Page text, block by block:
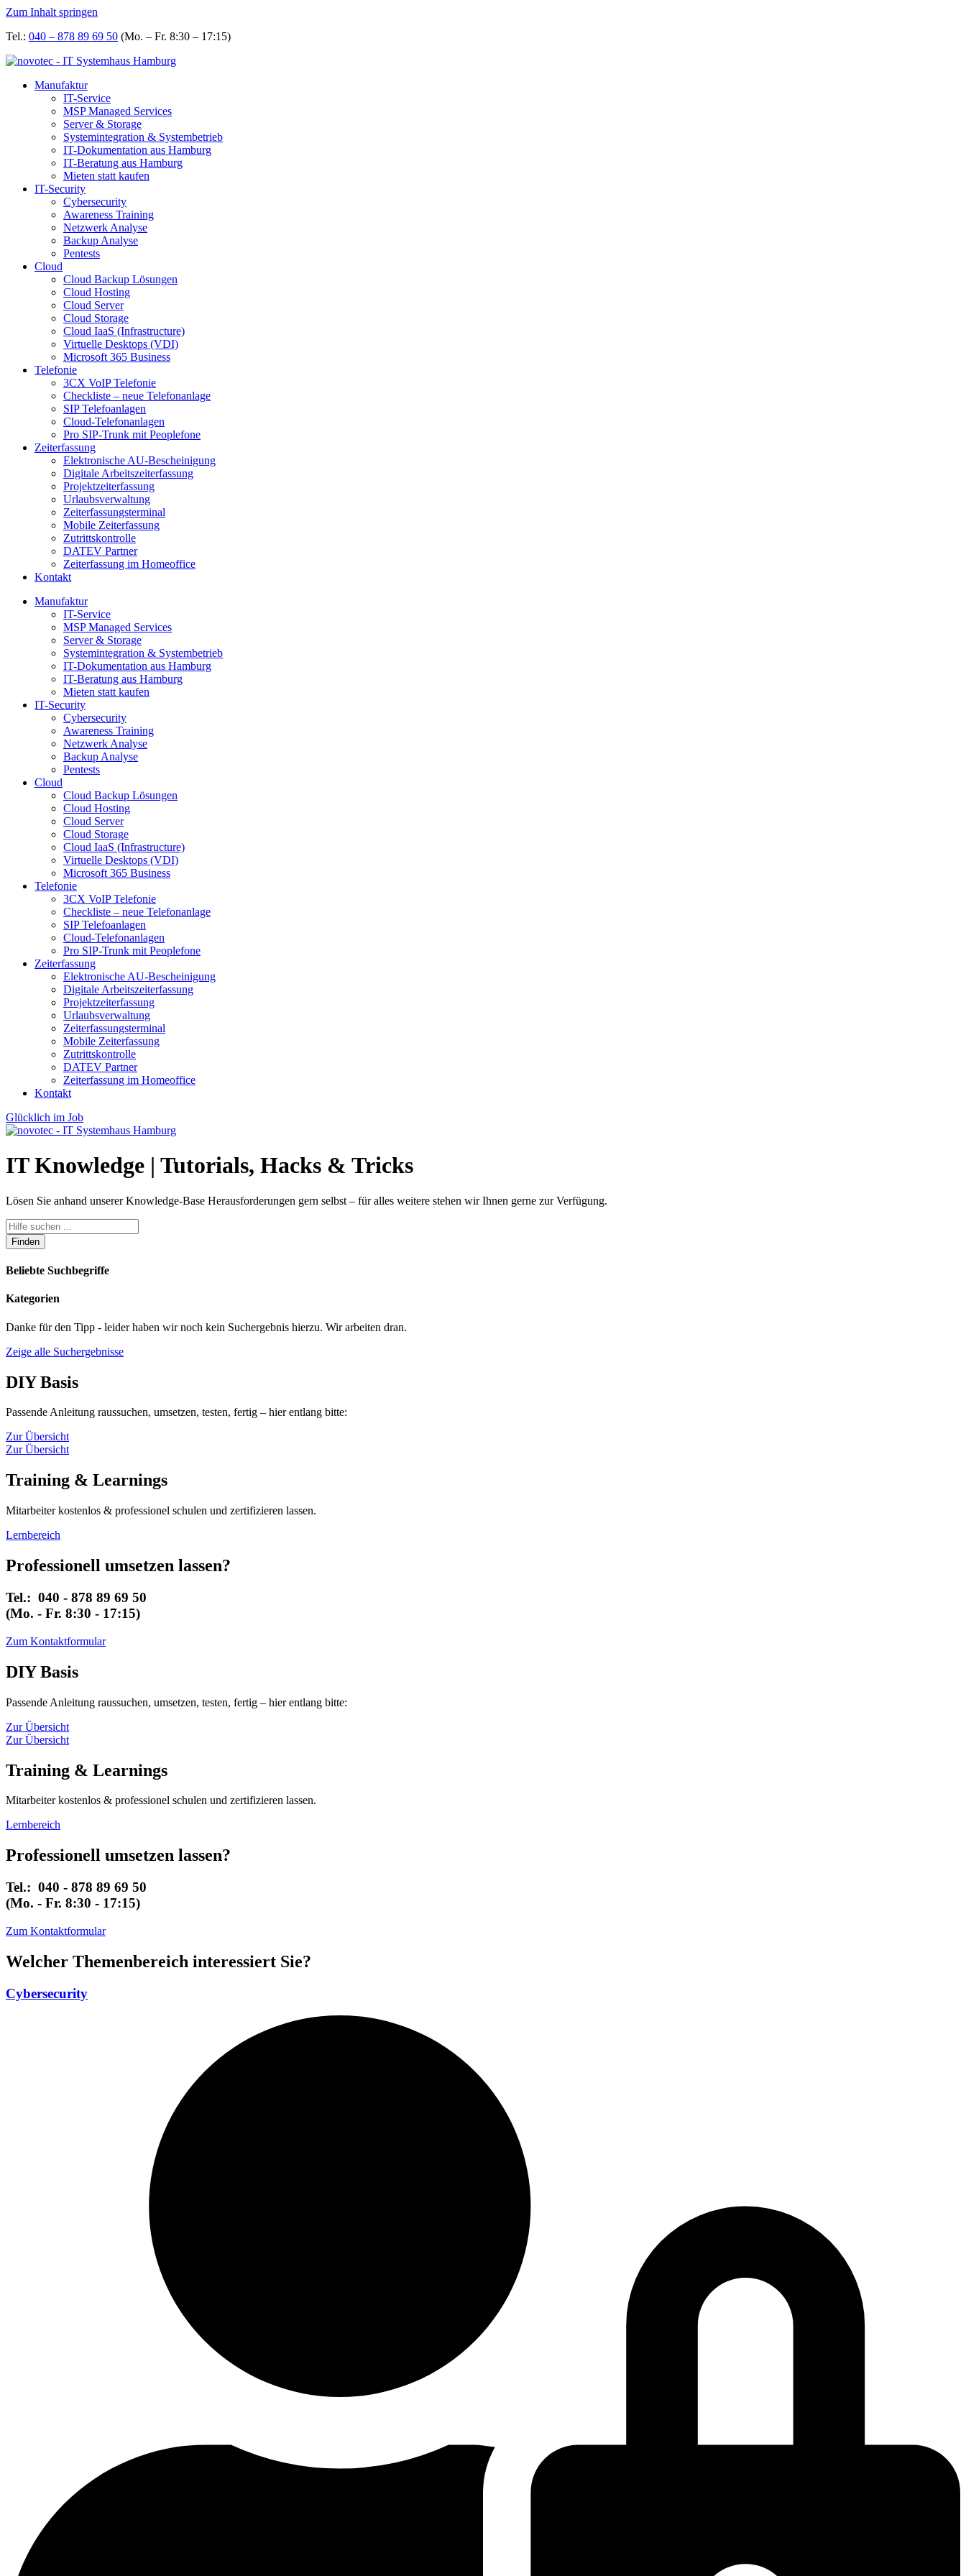
Zum Inhalt springen
Tel.: 040 – 878 89 69 50 (Mo. – Fr. 8:30 – 17:15)
Manufaktur
IT-Service
MSP Managed Services
Server & Storage
Systemintegration & Systembetrieb
IT-Dokumentation aus Hamburg
IT-Beratung aus Hamburg
Mieten statt kaufen
IT-Security
Cybersecurity
Awareness Training
Netzwerk Analyse
Backup Analyse
Pentests
Cloud
Cloud Backup Lösungen
Cloud Hosting
Cloud Server
Cloud Storage
Cloud IaaS (Infrastructure)
Virtuelle Desktops (VDI)
Microsoft 365 Business
Telefonie
3CX VoIP Telefonie
Checkliste – neue Telefonanlage
SIP Telefoanlagen
Cloud-Telefonanlagen
Pro SIP-Trunk mit Peoplefone
Zeiterfassung
Elektronische AU-Bescheinigung
Digitale Arbeitszeiterfassung
Projektzeiterfassung
Urlaubsverwaltung
Zeiterfassungsterminal
Mobile Zeiterfassung
Zutrittskontrolle
DATEV Partner
Zeiterfassung im Homeoffice
Kontakt
Manufaktur
IT-Service
MSP Managed Services
Server & Storage
Systemintegration & Systembetrieb
IT-Dokumentation aus Hamburg
IT-Beratung aus Hamburg
Mieten statt kaufen
IT-Security
Cybersecurity
Awareness Training
Netzwerk Analyse
Backup Analyse
Pentests
Cloud
Cloud Backup Lösungen
Cloud Hosting
Cloud Server
Cloud Storage
Cloud IaaS (Infrastructure)
Virtuelle Desktops (VDI)
Microsoft 365 Business
Telefonie
3CX VoIP Telefonie
Checkliste – neue Telefonanlage
SIP Telefoanlagen
Cloud-Telefonanlagen
Pro SIP-Trunk mit Peoplefone
Zeiterfassung
Elektronische AU-Bescheinigung
Digitale Arbeitszeiterfassung
Projektzeiterfassung
Urlaubsverwaltung
Zeiterfassungsterminal
Mobile Zeiterfassung
Zutrittskontrolle
DATEV Partner
Zeiterfassung im Homeoffice
Kontakt
Glücklich im Job
IT Knowledge | Tutorials, Hacks & Tricks
Lösen Sie anhand unserer Knowledge-Base Herausforderungen gern selbst – für alles weitere stehen wir Ihnen gerne zur Verfügung.
Finden
Beliebte Suchbegriffe
Kategorien
Danke für den Tipp - leider haben wir noch kein Suchergebnis hierzu. Wir arbeiten dran.
Zeige alle Suchergebnisse
DIY Basis
Passende Anleitung raussuchen, umsetzen, testen, fertig – hier entlang bitte:
Zur Übersicht
Zur Übersicht
Training & Learnings
Mitarbeiter kostenlos & professionel schulen und zertifizieren lassen.
Lernbereich
Professionell umsetzen lassen?
Tel.: 040 - 878 89 69 50
(Mo. - Fr. 8:30 - 17:15)
Zum Kontaktformular
DIY Basis
Passende Anleitung raussuchen, umsetzen, testen, fertig – hier entlang bitte:
Zur Übersicht
Zur Übersicht
Training & Learnings
Mitarbeiter kostenlos & professionel schulen und zertifizieren lassen.
Lernbereich
Professionell umsetzen lassen?
Tel.: 040 - 878 89 69 50
(Mo. - Fr. 8:30 - 17:15)
Zum Kontaktformular
Welcher Themenbereich interessiert Sie?
Cybersecurity